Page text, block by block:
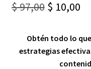
$97,00 Original
was:
$ 97,00.
$ 10,00
is:
$
Obtén todo lo
estrategias